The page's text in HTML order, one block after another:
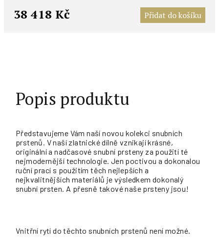
38 418 Kč Přidat do košíku
Popis produktu
Představujeme Vám naší novou kolekci snubních
prstenů. V naší zlatnické dílně vznikají krásné,
originální a nadčasové snubní prsteny za použití té
nejmodernější technologie. Jen poctivou a dokonalou
ruční prací s použitím těch nejlepších a
nejkvalitnějších materiálů je výsledkem dokonalý
snubní prsten. A přesně takové naše prsteny jsou!
Vnitřní rytí do těchto snubních prstenů není možné.